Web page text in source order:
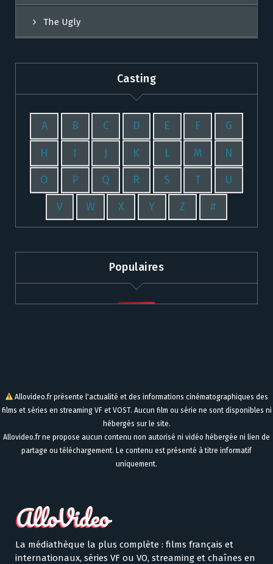
The Ugly
Casting
A B C D E F G
H I J K L M N
O P Q R S T U
V W X Y Z #
Populaires
Allovideo.fr présente l'actualité et des informations cinématographiques des
films et séries en streaming VF et VOST. Aucun film ou série ne sont disponibles ni
hébergés sur le site.
Allovideo.fr ne propose aucun contenu non autorisé ni vidéo hébergée ni lien de
partage ou téléchargement. Le contenu est présenté à titre informatif
uniquement.
La médiathèque la plus complète : films français et
internationaux, séries VF ou VO, streaming et chaînes en